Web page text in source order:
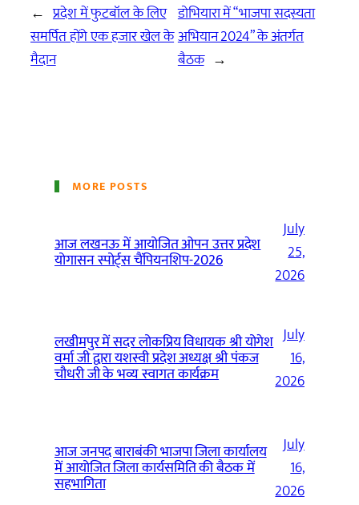
← प्रदेश में फुटबॉल के लिए
समर्पित होंगे एक हजार खेल के
मैदान
डोभियारा में “भाजपा सदस्यता
अभियान 2024” के अंतर्गत
बैठक →
MORE POSTS
आज लखनऊ में आयोजित ओपन उत्तर प्रदेश
योगासन स्पोर्ट्स चैंपियनशिप-2026
July
25,
2026
लखीमपुर में सदर लोकप्रिय विधायक श्री योगेश
वर्मा जी द्वारा यशस्वी प्रदेश अध्यक्ष श्री पंकज
चौधरी जी के भव्य स्वागत कार्यक्रम
July
16,
2026
आज जनपद बाराबंकी भाजपा जिला कार्यालय
में आयोजित जिला कार्यसमिति की बैठक में
सहभागिता
July
16,
2026